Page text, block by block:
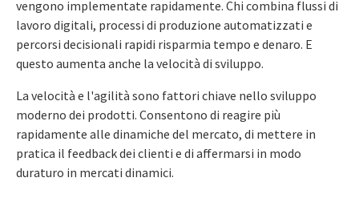
vengono implementate rapidamente. Chi combina flussi di
lavoro digitali, processi di produzione automatizzati e
percorsi decisionali rapidi risparmia tempo e denaro. E
questo aumenta anche la velocità di sviluppo.
La velocità e l'agilità sono fattori chiave nello sviluppo
moderno dei prodotti. Consentono di reagire più
rapidamente alle dinamiche del mercato, di mettere in
pratica il feedback dei clienti e di affermarsi in modo
duraturo in mercati dinamici.